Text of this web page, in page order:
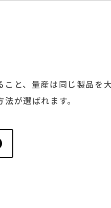
と、量産は同じ製品を
が選ばれます。